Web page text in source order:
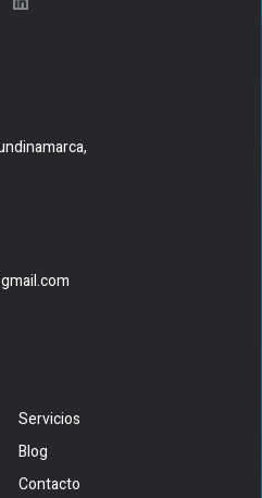
Servicios
Blog
Contacto